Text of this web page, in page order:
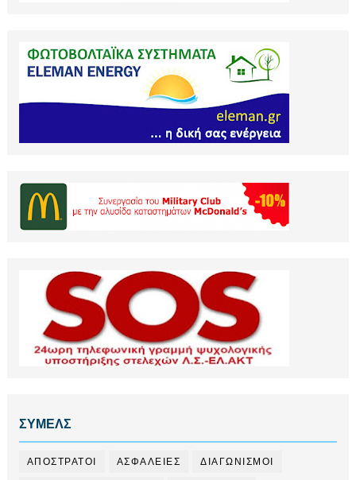
ΣΥΜΕΛΣ
ΑΠΟΣΤΡΑΤΟΙ ΑΣΦΑΛΕΙΕΣ ΔΙΑΓΩΝΙΣΜΟΙ